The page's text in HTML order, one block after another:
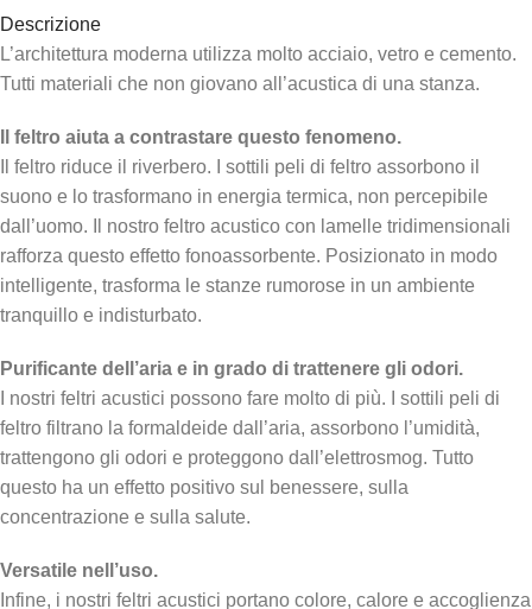
Descrizione
L’architettura moderna utilizza molto acciaio, vetro e cemento.
Tutti materiali che non giovano all’acustica di una stanza.
Il feltro aiuta a contrastare questo fenomeno.
Il feltro riduce il riverbero. I sottili peli di feltro assorbono il
suono e lo trasformano in energia termica, non percepibile
dall’uomo. Il nostro feltro acustico con lamelle tridimensionali
rafforza questo effetto fonoassorbente. Posizionato in modo
intelligente, trasforma le stanze rumorose in un ambiente
tranquillo e indisturbato.
Purificante dell’aria e in grado di trattenere gli odori.
I nostri feltri acustici possono fare molto di più. I sottili peli di
feltro filtrano la formaldeide dall’aria, assorbono l’umidità,
trattengono gli odori e proteggono dall’elettrosmog. Tutto
questo ha un effetto positivo sul benessere, sulla
concentrazione e sulla salute.
Versatile nell’uso.
Infine, i nostri feltri acustici portano colore, calore e accoglienza